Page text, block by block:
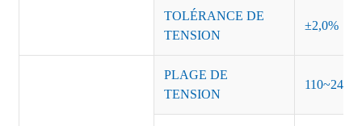
TOLÉRANCE DE
TENSION
±2,0%
PLAGE DE
TENSION
110~240